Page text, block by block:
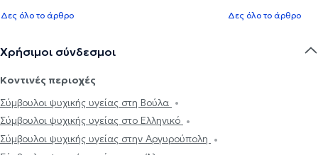
Δες όλο το άρθρο Δες όλο το άρθρο
Χρήσιμοι σύνδεσμοι
Κοντινές περιοχές
Σύμβουλοι ψυχικής υγείας στη Βούλα
Σύμβουλοι ψυχικής υγείας στο Ελληνικό
Σύμβουλοι ψυχικής υγείας στην Αργυρούπολη